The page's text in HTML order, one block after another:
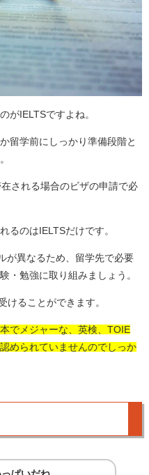
がIELTSですよね。
留学前にしっかり準備段階と
される場合のビザの申請で必
るのはIELTSだけです。
が異なるため、留学先で必要
・勉強に取り組みましょう。
けることができます。
でメジャーな、英検、TOIE
められていませんのでしっか